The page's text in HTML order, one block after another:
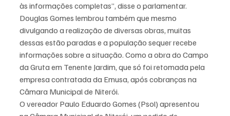
às informações completas”, disse o parlamentar.
Douglas Gomes lembrou também que mesmo
divulgando a realização de diversas obras, muitas
dessas estão paradas e a população sequer recebe
informações sobre a situação. Como a obra do Campo
da Gruta em Tenente Jardim, que só foi retomada pela
empresa contratada da Emusa, após cobranças na
Câmara Municipal de Niterói.
O vereador Paulo Eduardo Gomes (Psol) apresentou